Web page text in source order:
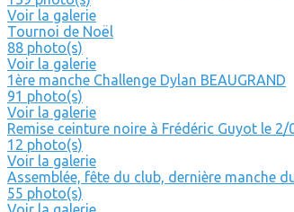
Voir la galerie
Tournoi de Noël
88 photo(s)
Voir la galerie
1ère manche Challenge Dylan BEAUGRAND
91 photo(s)
Voir la galerie
Remise ceinture noire à Frédéric Guyot le 2/
12 photo(s)
Voir la galerie
Assemblée, fête du club, dernière manche
55 photo(s)